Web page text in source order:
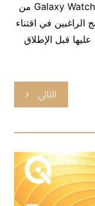
عن إعادة توفير ساعة Galaxy Watch6 Classic Astro من
الراغبين في اقتناء
قبل الإطلاق
التالي